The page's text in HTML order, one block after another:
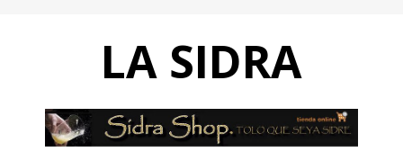
LA SIDRA